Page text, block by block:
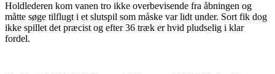
Holdlederen kom vanen tro ikke overbevisende fra åbningen og
måtte søge tilflugt i et slutspil som måske var lidt under. Sort fik dog
ikke spillet det præcist og efter 36 træk er hvid pludselig i klar
fordel.